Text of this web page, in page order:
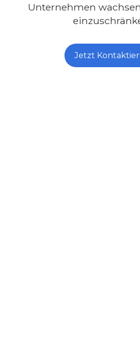
Unternehmen
Jetzt